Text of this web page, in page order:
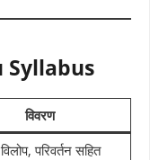
Syllabus
विवरण
परिवर्तन सहित